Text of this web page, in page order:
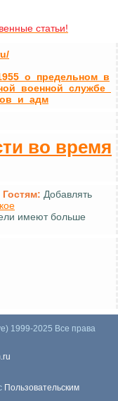
статьи!
во время
Гостям: Добавлять
имеют больше
1999-2025 Все права
Пользовательским